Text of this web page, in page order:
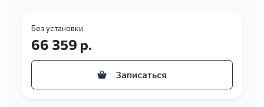
Без установки
66 359 р.
Записаться